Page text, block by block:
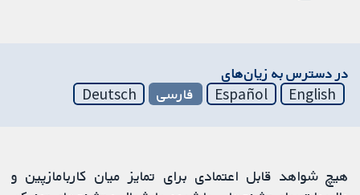
در دسترس به زیان‌های
English
Español فارسی Deutsch
هیچ شواهد قابل اعتمادی برای تمایز میان کاربامازپین و